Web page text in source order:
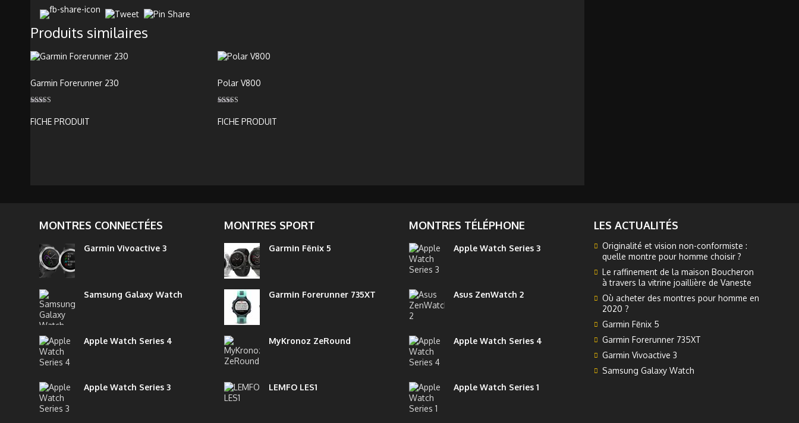
Produits similaires
Garmin Forerunner 230
5.00
sur 5
FICHE PRODUIT
Polar V800
5.00
sur 5
FICHE PRODUIT
MONTRES CONNECTÉES
Garmin Vivoactive 3
Samsung Galaxy Watch
Apple Watch Series 4
Apple Watch Series 3
MONTRES SPORT
Garmin Fēnix 5
Garmin Forerunner 735XT
MyKronoz ZeRound
LEMFO LES1
MONTRES TÉLÉPHONE
Apple Watch Series 3
Asus ZenWatch 2
Apple Watch Series 4
Apple Watch Series 1
LES ACTUALITÉS
Originalité et vision non-conformiste :
quelle montre pour homme choisir ?
Le raffinement de la maison Boucheron
à travers la vitrine joaillière de Vaneste
Où acheter des montres pour homme en
2020 ?
Garmin Fēnix 5
Garmin Forerunner 735XT
Garmin Vivoactive 3
Samsung Galaxy Watch